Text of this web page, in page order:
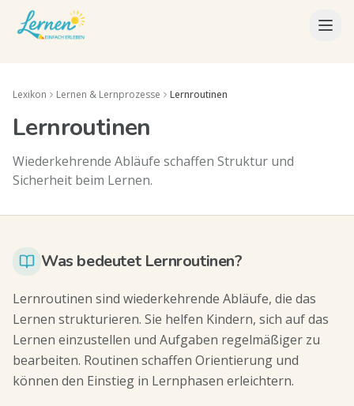
Lexikon Lernen & Lernprozesse Lernroutinen
Lernroutinen
Wiederkehrende Abläufe schaffen Struktur und
Sicherheit beim Lernen.
Was bedeutet Lernroutinen?
Lernroutinen sind wiederkehrende Abläufe, die das
Lernen strukturieren. Sie helfen Kindern, sich auf das
Lernen einzustellen und Aufgaben regelmäßiger zu
bearbeiten. Routinen schaffen Orientierung und
können den Einstieg in Lernphasen erleichtern.